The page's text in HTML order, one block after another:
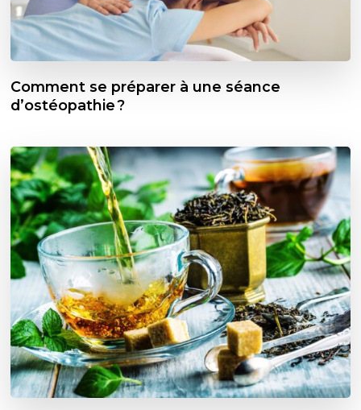
Comment se préparer à une séance
d’ostéopathie ?